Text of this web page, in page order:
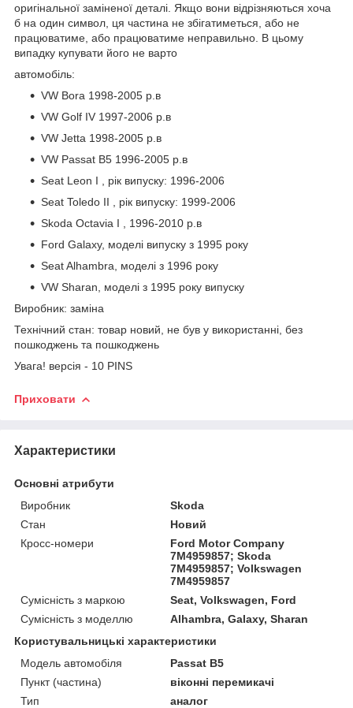
оригінальної заміненої деталі. Якщо вони відрізняються хоча
б на один символ, ця частина не збігатиметься, або не
працюватиме, або працюватиме неправильно. В цьому
випадку купувати його не варто
автомобіль:
VW Bora 1998-2005 р.в
VW Golf IV 1997-2006 р.в
VW Jetta 1998-2005 р.в
VW Passat B5 1996-2005 р.в
Seat Leon I , рік випуску: 1996-2006
Seat Toledo II , рік випуску: 1999-2006
Skoda Octavia I , 1996-2010 р.в
Ford Galaxy, моделі випуску з 1995 року
Seat Alhambra, моделі з 1996 року
VW Sharan, моделі з 1995 року випуску
Виробник: заміна
Технічний стан: товар новий, не був у використанні, без
пошкоджень та пошкоджень
Увага! версія - 10 PINS
Приховати
Характеристики
Основні атрибути
Виробник
Skoda
Стан
Новий
Кросс-номери
Ford Motor Company
7M4959857; Skoda
7M4959857; Volkswagen
7M4959857
Сумісність з маркою
Seat, Volkswagen, Ford
Сумісність з моделлю
Alhambra, Galaxy, Sharan
Користувальницькі характеристики
Модель автомобіля
Passat B5
Пункт (частина)
віконні перемикачі
Тип
аналог